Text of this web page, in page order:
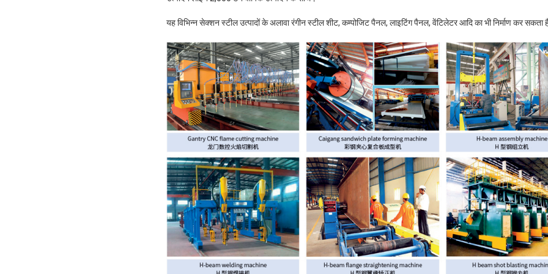
यह विभिन्न सेक्शन स्टील उत्पादों के अलावा रंगीन स्टील शीट, कम्पोजिट पैनल, लाइटिंग पैनल, वेंटिलेटर आदि का भी निर्माण कर सकता